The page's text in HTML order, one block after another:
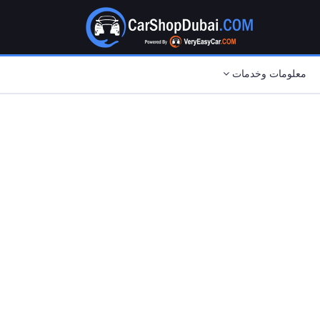
معلومات وخدمات